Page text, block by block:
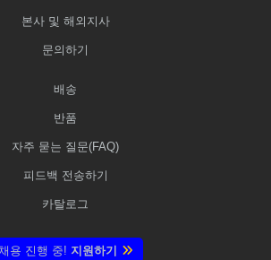
본사 및 해외지사
문의하기
배송
반품
자주 묻는 질문(FAQ)
피드백 전송하기
카탈로그
채용 진행 중! 지원하기